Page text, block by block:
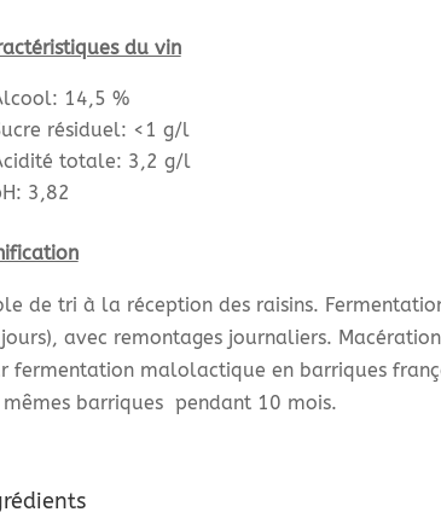
du vin
14,5 %
résiduel: <1 g/l
totale: 3,2 g/l
3,82
de tri à la réception des raisins.
avec remontages journaliers.
fermentation malolactique en barriques
mêmes barriques pendant 10 mois.